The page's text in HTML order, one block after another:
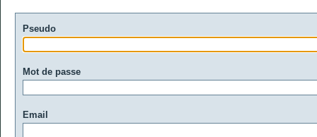
Pseudo
Mot de passe
Email